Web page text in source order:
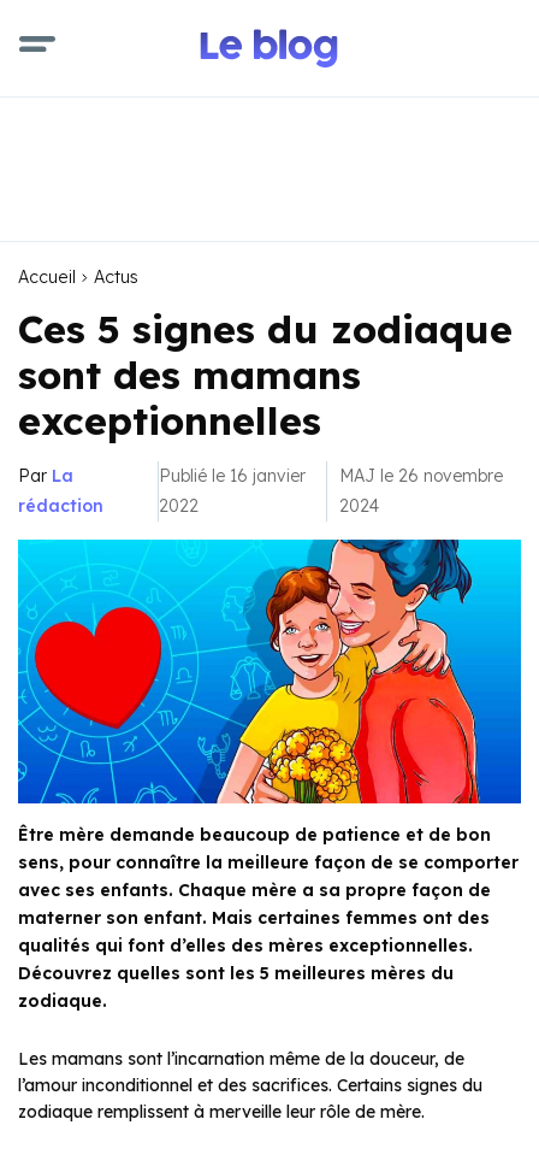
Accueil Actus
Ces 5 signes du zodiaque
sont des mamans
exceptionnelles
Par La
rédaction
Publié le 16 janvier
2022
MAJ le 26 novembre
2024
Être mère demande beaucoup de patience et de bon
sens, pour connaître la meilleure façon de se comporter
avec ses enfants. Chaque mère a sa propre façon de
materner son enfant. Mais certaines femmes ont des
qualités qui font d’elles des mères exceptionnelles.
Découvrez quelles sont les 5 meilleures mères du
zodiaque.
Les mamans sont l’incarnation même de la douceur, de
l’amour inconditionnel et des sacrifices. Certains signes du
zodiaque remplissent à merveille leur rôle de mère.